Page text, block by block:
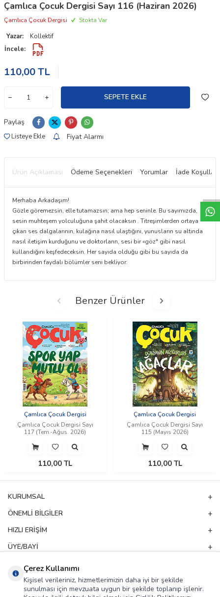
Çamlıca Çocuk Dergisi Sayı 116 (Haziran 2026)
Çamlıca Çocuk Dergisi Stokta Var
Yazar:
Kollektif
İncele:
110,00TL
SEPETE EKLE
Paylaş
Listeye Ekle Fiyat Alarmı
Ürün Açıklaması Ödeme Seçenekleri Yorumlar İade Koşulları
Merhaba Arkadaşım!
Gözle göremezsin, elle tutamazsın; ama hep seninle. Bu sayımızda,
sesin muhteşem yolculuğuna şahit olacaksın . Titreşimlerden ortaya
çıkan ses dalgalarının, kulağına nasıl ulaştığını, yunusların su altında
nasıl iletişim kurduğunu ve doktorların, sesi bir «göz" gibi nasıl
kullandığını keşfedeceksin. Her sayıda olduğu gibi bu sayıda da
birbirinden faydalı bölümler seni bekliyor.
Benzer Ürünler
Çamlıca Çocuk Dergisi
Çamlıca Çocuk Dergisi Sayı
117 (Tem.-Ağus. 2026)
110,00 TL
Çamlıca Çocuk Dergisi
Çamlıca Çocuk Dergisi Sayı
115 (Mayıs 2026)
110,00TL
KURUMSAL
ÖNEMLI BILGILER
HIZLI ERIŞIM
ÜYE/BAYI
ADRES & İLETIŞIM
E-Bülten Aboneliği
Çerez Kullanımı
Kişisel verileriniz, hizmetlerimizin daha iyi bir şekilde
sunulması için mevzuata uygun bir şekilde toplanıp işlenir.